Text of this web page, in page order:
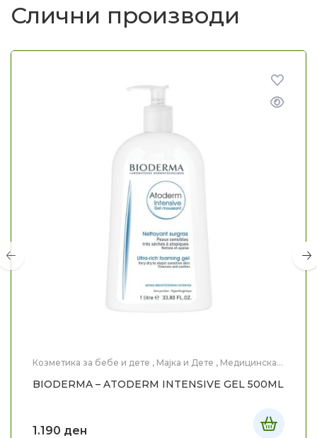
Слични производи
Козметика за бебе и дете , Мајка и Дете , Медицинска
BIODERMA – ATODERM INTENSIVE GEL 500ML
1.190 ден